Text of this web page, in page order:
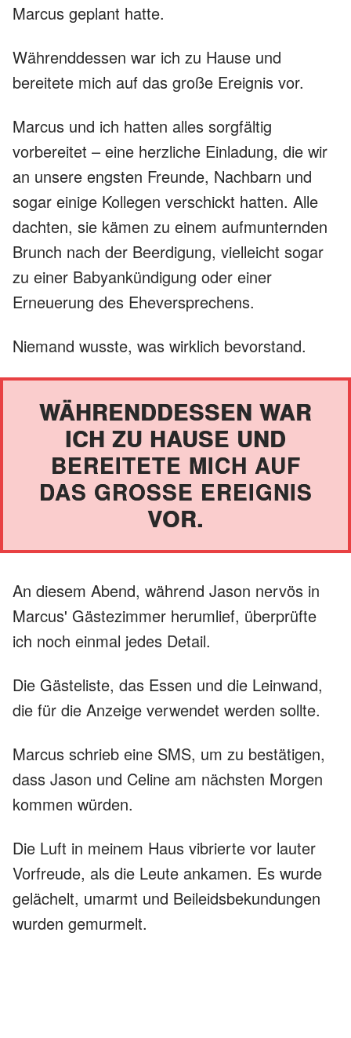
Marcus geplant hatte.
Währenddessen war ich zu Hause und
bereitete mich auf das große Ereignis vor.
Marcus und ich hatten alles sorgfältig
vorbereitet – eine herzliche Einladung, die wir
an unsere engsten Freunde, Nachbarn und
sogar einige Kollegen verschickt hatten. Alle
dachten, sie kämen zu einem aufmunternden
Brunch nach der Beerdigung, vielleicht sogar
zu einer Babyankündigung oder einer
Erneuerung des Eheversprechens.
Niemand wusste, was wirklich bevorstand.
WÄHRENDDESSEN WAR
ICH ZU HAUSE UND
BEREITETE MICH AUF
DAS GROSSE EREIGNIS V
OR.
An diesem Abend, während Jason nervös in
Marcus' Gästezimmer herumlief, überprüfte
ich noch einmal jedes Detail.
Die Gästeliste, das Essen und die Leinwand,
die für die Anzeige verwendet werden sollte.
Marcus schrieb eine SMS, um zu bestätigen,
dass Jason und Celine am nächsten Morgen
kommen würden.
Die Luft in meinem Haus vibrierte vor lauter
Vorfreude, als die Leute ankamen. Es wurde
gelächelt, umarmt und Beileidsbekundungen
wurden gemurmelt.